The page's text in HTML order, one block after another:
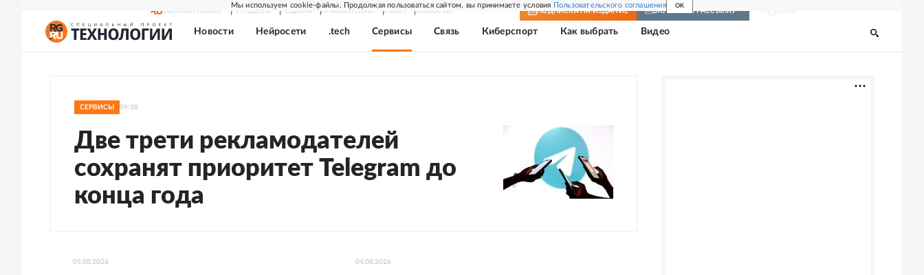
Мы используем cookie-файлы. Продолжая пользоваться сайтом, вы принимаете условия Пользовательского соглашения OK
СВЕЖИЙ НОМЕР РГ-НЕДЕЛЯ РОДИНА ПРИЛОЖЕНИЯ СОЮЗ НОВОСТИ ПОДПИСКА НА ИЗДАНИЕ ВКЛЮЧИТЬ РАССЫЛКУ
Новости Нейросети .tech Сервисы Связь Киберспорт Как выбрать Видео
СЕРВИСЫ 09:38
Две трети рекламодателей
сохранят приоритет Telegram до
конца года
05.08.2026 04.08.2026